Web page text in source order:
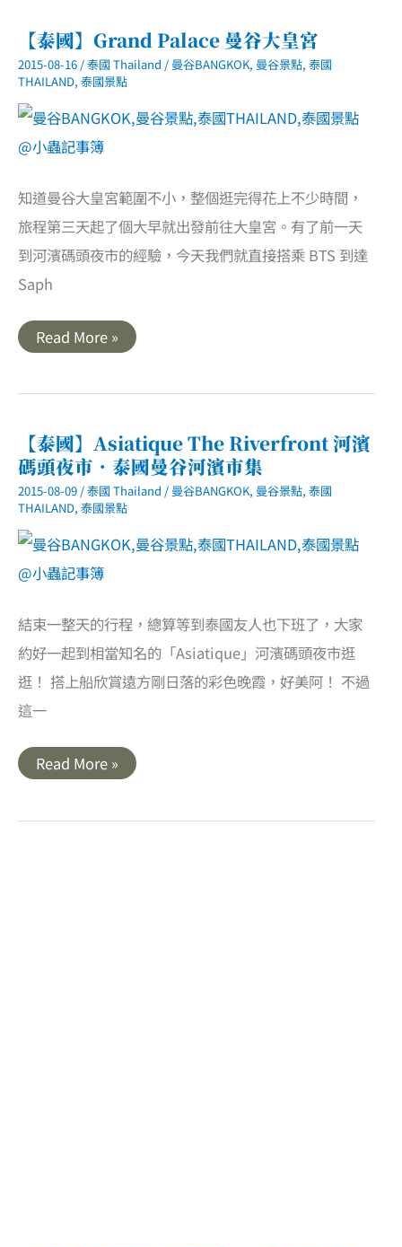
【泰國】Grand Palace 曼谷大皇宮
2015-08-16 /泰國 Thailand / 曼谷BANGKOK, 曼谷景點, 泰國
THAILAND, 泰國景點
知道曼谷大皇宮範圍不小，整個逛完得花上不少時間，
旅程第三天起了個大早就出發前往大皇宮。有了前一天
到河濱碼頭夜市的經驗，今天我們就直接搭乘 BTS 到達
Saph
【泰
國】
曼
皇
宮
Read More »
【泰國】Asiatique The Riverfront 河濱
碼頭夜市．泰國曼谷河濱市集
2015-08-09 /泰國 Thailand / 曼谷BANGKOK, 曼谷景點, 泰國
THAILAND, 泰國景點
結束一整天的行程，總算等到泰國友人也下班了，大家
約好一起到相當知名的「Asiatique」河濱碼頭夜市逛
逛！ 搭上船欣賞遠方剛日落的彩色晚霞，好美阿！ 不過
這一
【泰
國】
Riverfront
Read More »